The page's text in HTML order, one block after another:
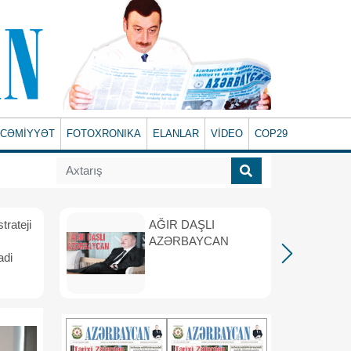
CƏMİYYƏT FOTOXRONIKA ELANLAR VİDEO COP29
AĞIR DAŞLI
AZƏRBAYCAN